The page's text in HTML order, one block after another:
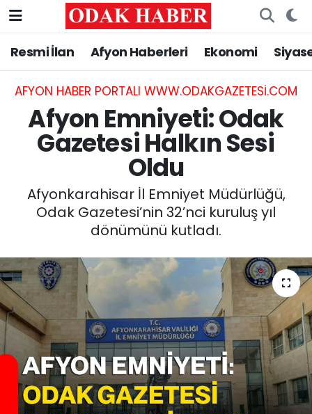
Resmi İlan Afyon Haberleri Ekonomi
AFYON HABER PORTALI WWW.ODAKGAZETESI.COM
Afyon Emniyeti: Odak
Gazetesi Halkın Sesi
Oldu
Afyonkarahisar İl Emniyet Müdürlüğü,
Odak Gazetesi’nin 32’nci kuruluş yıl
dönümünü kutladı.
AFYONKARAHİSAR HABERLERİ
Resmi İlan
ASAYİŞ
SİYASET
MAGAZİN
SPOR
11:11 MANŞET
Nöbetçi Eczaneler
Hava Durumu
Trafik Durumu
Süper Lig Puan Durumu ve Fikstür
Tüm Manşetler
Son Dakika Haberleri
Haber Arşivi